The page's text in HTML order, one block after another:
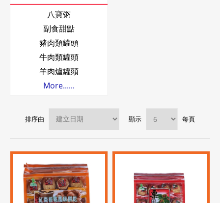
八寶粥
副食甜點
豬肉類罐頭
牛肉類罐頭
羊肉爐罐頭
More......
排序由 顯示 每頁